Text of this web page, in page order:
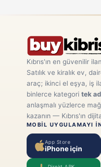
Kıbrıs'ın en güvenilir
Satılık ve kiralık ev,
araç; ikinci el eşya, iş
binlerce kategori tek
anlaşmalı yüzlerce
kazanın — Kıbrıs'ın
MOBIL UYGULAMAYI
App Store
iPhone için